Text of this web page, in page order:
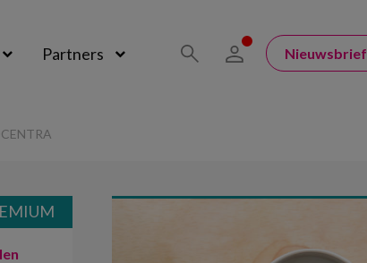
Partners Nieuwsbrief